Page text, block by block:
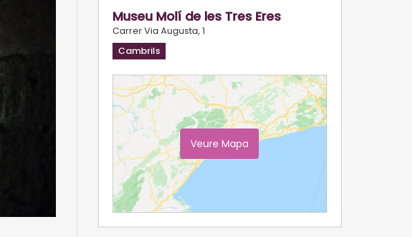
Museu Molí de les Tres Eres
Carrer Via Augusta, 1
Cambrils
Veure Mapa